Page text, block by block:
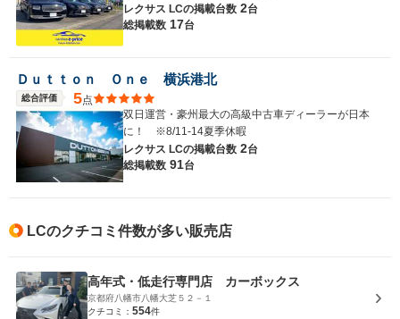
レクサス LCの掲載台数 2台
総掲載数 17台
Ｄｕｔｔｏｎ Ｏｎｅ 横浜港北
総合評価 5点
双日運営・豪州最大の高級中古車ディーラーが日本
に！ ※8/11-14夏季休暇
レクサス LCの掲載台数 2台
総掲載数 91台
LCのクチコミ件数が多い販売店
高年式・低走行専門店 カーボックス
京都府八幡市八幡大芝５２－１
クチコミ： 554件